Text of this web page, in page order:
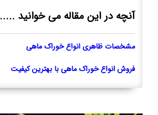
آنچه در این مقاله می خوانید .....
مشخصات ظاهری انواع خوراک ماهی
فروش انواع خوراک ماهی با بهترین کیفیت